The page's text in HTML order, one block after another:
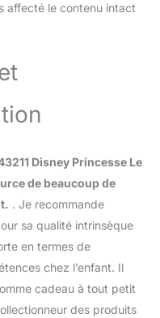
affecté le contenu intact
Disney Princesse Le
de beaucoup de
. Je recommande
sa qualité intrinsèque
en termes de
chez l’enfant. Il
cadeau à tout petit
des produits